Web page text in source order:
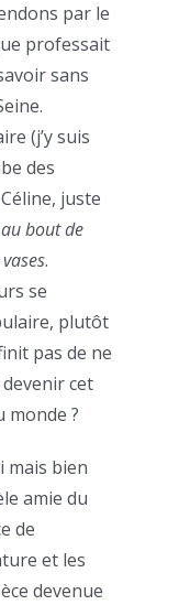
par le
professait
sans
(j’y suis
des
juste
au bout de
.
se
plutôt
pas de ne
cet
monde ?
mais bien
amie du
de
et les
devenue